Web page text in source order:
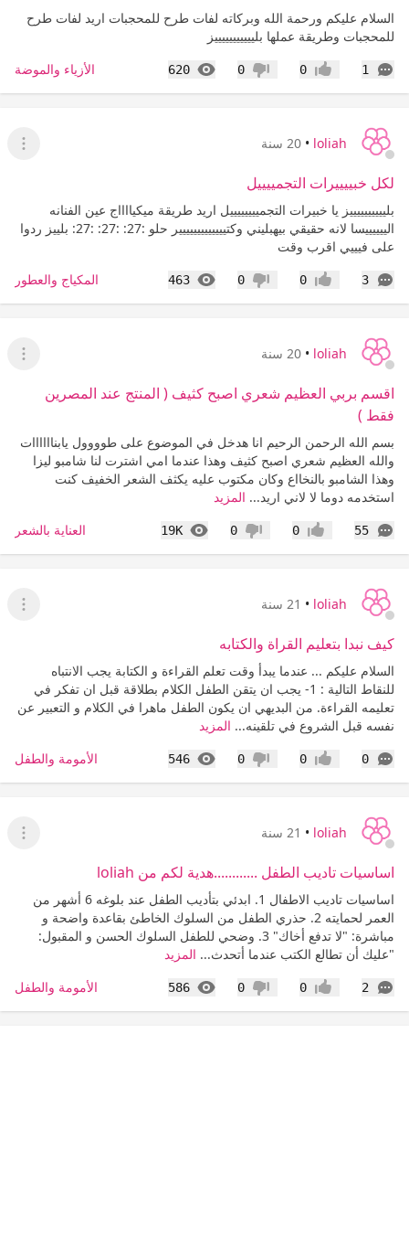
السلام عليكم ورحمة الله وبركاته لفات طرح للمحجبات اريد لفات طرح
للمحجبات وطريقة عملها بليييييييييييز
1
التعليقات إعجاب0 عدم إعجاب
0
620
المشاهدات الأزياء والموضة
loliah
• 20 سنة
عرض
لكل خبييييرات التجمييييل
بلييييييييييز يا خبيرات التجمييييييييل اريد طريقة ميكيااااج عين الفنانه
الييييييسا لانه حقيقي بيهبليني وكتييييييييييييير حلو :27: :27: :27: بلييز ردوا
على فيييي اقرب وقت
3
التعليقات إعجاب0 عدم إعجاب
0
463
المشاهدات المكياج والعطور
loliah
• 20 سنة
عرض
اقسم بربي العظيم شعري اصبح كثيف ( المنتج عند المصرين
فقط )
بسم الله الرحمن الرحيم انا هدخل في الموضوع على طوووول يابناااااات
والله العظيم شعري اصبح كثيف وهذا عندما امي اشترت لنا شامبو ليزا
وهذا الشامبو بالنخااع وكان مكتوب عليه يكثف الشعر الخفيف كنت
استخدمه دوما لا لاني اريد... المزيد
55
التعليقات إعجاب0 عدم إعجاب
0
19K
المشاهدات العناية بالشعر
loliah
• 21 سنة
عرض
كيف نبدا بتعليم القراة والكتابه
السلام عليكم ... عندما يبدأ وقت تعلم القراءة و الكتابة يجب الانتباه
للنقاط التالية : 1- يجب ان يتقن الطفل الكلام بطلاقة قبل ان تفكر في
تعليمه القراءة. من البديهي ان يكون الطفل ماهرا في الكلام و التعبير عن
نفسه قبل الشروع في تلقينه... المزيد
0
التعليقات إعجاب0 عدم إعجاب
0
546
المشاهدات الأمومة والطفل
loliah
• 21 سنة
عرض
اساسيات تاديب الطفل ............هدية لكم من loliah
اساسيات تاديب الاطفال 1. ابدئي بتأديب الطفل عند بلوغه 6 أشهر من
العمر لحمايته 2. حذري الطفل من السلوك الخاطئ بقاعدة واضحة و
مباشرة: "لا تدفع أخاك" 3. وضحي للطفل السلوك الحسن و المقبول:
"عليك أن تطالع الكتب عندما أتحدث... المزيد
2
التعليقات إعجاب0 عدم إعجاب
0
586
المشاهدات الأمومة والطفل